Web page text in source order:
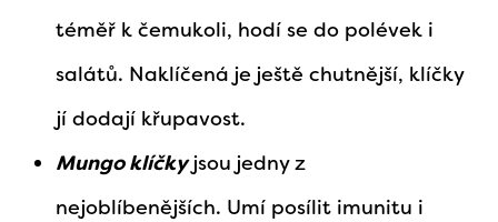
téměř k čemukoli, hodí se do polévek i
salátů. Naklíčená je ještě chutnější, klíčky
jí dodají křupavost.
Mungo klíčkyjsou jedny z
nejoblíbenějších. Umí posílit imunitu i